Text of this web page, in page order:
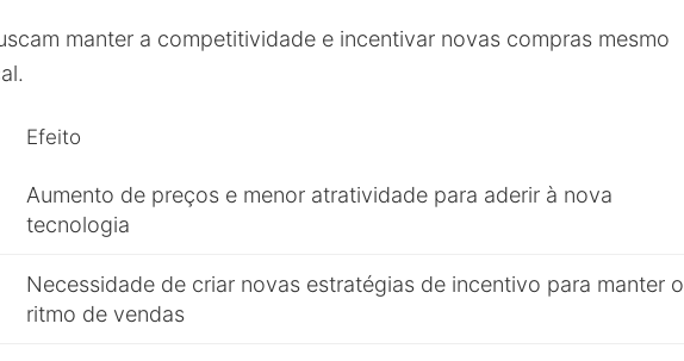
manter a competitividade e incentivar novas compras mesmo
Efeito
Aumento de preços e menor atratividade para aderir à nova
tecnologia
Necessidade de criar novas estratégias de incentivo para manter o
ritmo de vendas